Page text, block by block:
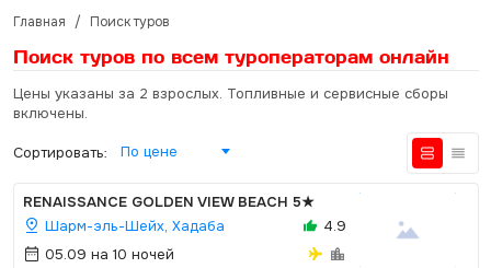
Главная / Поиск туров
Поиск туров по всем туроператорам онлайн
Цены указаны за 2 взрослых. Топливные и сервисные сборы
включены.
Сортировать: По цене
RENAISSANCE GOLDEN VIEW BEACH 5★
Шарм-эль-Шейх, Хадаба
05.09 на 10 ночей
4.9